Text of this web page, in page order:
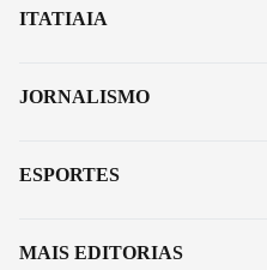
ITATIAIA
JORNALISMO
ESPORTES
MAIS EDITORIAS